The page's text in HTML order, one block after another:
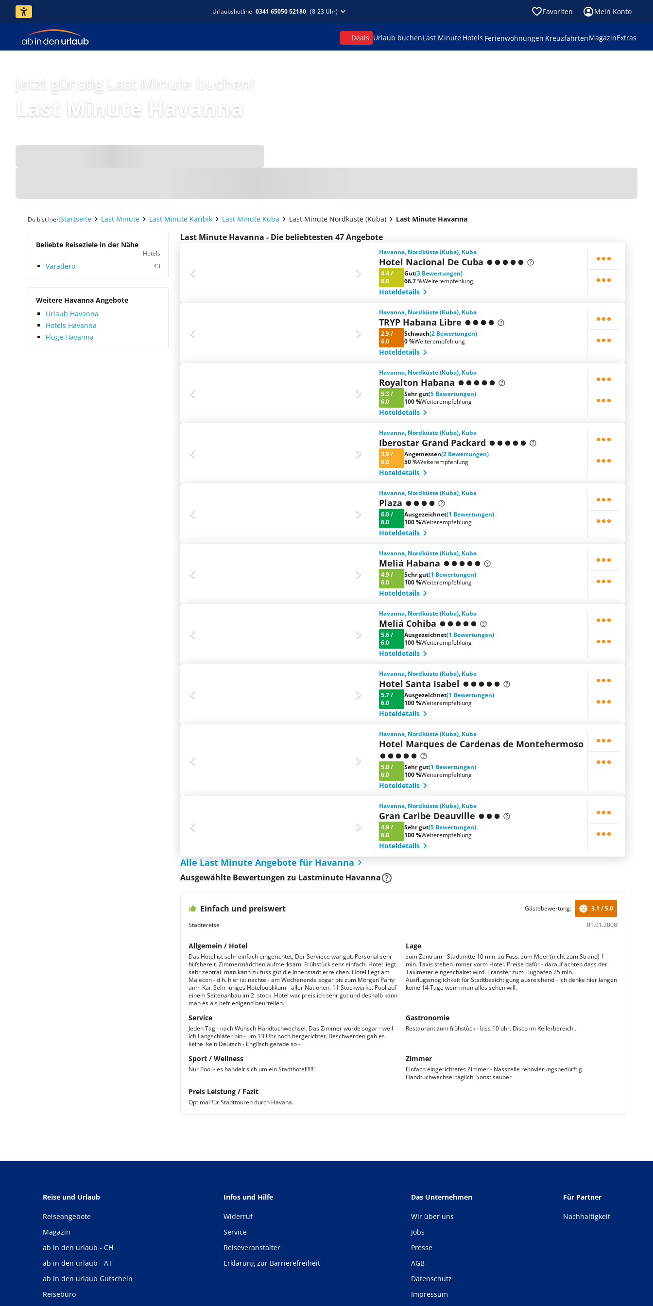
Urlaubshotline 0341 65050 52180 (8-23 Uhr) Favoriten Mein Konto
Deals Urlaub buchenLast Minute Hotels Ferienwohnungen KreuzfahrtenMagazinExtras
Jetzt günstig Last Minute buchen!
Last Minute Havanna
Du bist hier:Startseite Last Minute Last Minute Karibik Last Minute Kuba Last Minute Nordküste (Kuba) Last Minute Havanna
Beliebte Reiseziele in der Nähe
Hotels
Varadero 43
Weitere Havanna Angebote
Urlaub Havanna
Hotels Havanna
Flüge Havanna
Last Minute Havanna - Die beliebtesten 47 Angebote
Havanna, Nordküste (Kuba), Kuba
Hotel Nacional De Cuba
4.4/
6.0
Gut(3 Bewertungen)
66.7 %Weiterempfehlung
Hoteldetails
Havanna, Nordküste (Kuba), Kuba
TRYP Habana Libre
2.9/
6.0
Schwach(2 Bewertungen)
0 %Weiterempfehlung
Hoteldetails
Havanna, Nordküste (Kuba), Kuba
Royalton Habana
5.3/
6.0
Sehr gut(5 Bewertungen)
100 %Weiterempfehlung
Hoteldetails
Havanna, Nordküste (Kuba), Kuba
Iberostar Grand Packard
3.9/
6.0
Angemessen(2 Bewertungen)
50 %Weiterempfehlung
Hoteldetails
Havanna, Nordküste (Kuba), Kuba
Plaza
6.0/
6.0
Ausgezeichnet(1 Bewertungen)
100 %Weiterempfehlung
Hoteldetails
Havanna, Nordküste (Kuba), Kuba
Meliá Habana
4.9/
6.0
Sehr gut(1 Bewertungen)
100 %Weiterempfehlung
Hoteldetails
Havanna, Nordküste (Kuba), Kuba
Meliá Cohiba
5.6/
6.0
Ausgezeichnet(1 Bewertungen)
100 %Weiterempfehlung
Hoteldetails
Havanna, Nordküste (Kuba), Kuba
Hotel Santa Isabel
5.7/
6.0
Ausgezeichnet(1 Bewertungen)
100 %Weiterempfehlung
Hoteldetails
Havanna, Nordküste (Kuba), Kuba
Hotel Marques de Cardenas de Montehermoso
5.0/
6.0
Sehr gut(1 Bewertungen)
100 %Weiterempfehlung
Hoteldetails
Havanna, Nordküste (Kuba), Kuba
Gran Caribe Deauville
4.9/
6.0
Sehr gut(5 Bewertungen)
100 %Weiterempfehlung
Hoteldetails
Alle Last Minute Angebote für Havanna
Ausgewählte Bewertungen zu Lastminute Havanna
Einfach und preiswert
Städtereise 01.01.2008
Gästebewertung: 3.1 / 5.0
Allgemein / Hotel
Das Hotel ist sehr einfach eingerichtet, Der Serviece war gut. Personal sehr
hilfsbereit. Zimmermàdchen aufmerksam. Frùhstùck sehr einfach. Hotel liegt
sehr zentral. man kann zu fuss gut die Innenstadt erreichen. Hotel liegt am
Malecon - d.h. hier ist nachte - am Wochenende sogar bis zum Morgen Party
anm Kai. Sehr junges Hotelpublikum - aller Nationen. 11 Stockwerke. Pool auf
einem Seitenanbau im 2. stock. Hotel war preislich sehr gut und deshalb kann
man es als befriedigend beurteilen.
Lage
zum Zentrum - Stadtmitte 10 min. zu Fuss. zum Meer (nicht zum Strand) 1
min. Taxis stehen immer vorm Hotel. Preise dafùr - darauf achten dass der
Taximeter eingeschaltet wird. Transfer zum Flughafen 25 min.
Ausflugsmòglichkeit fùr Stadtbesichtigung ausreichend - Ich denke hier langen
keine 14 Tage wenn man alles sehen will.
Service
Jeden Tag - nach Wunsch Handtuchwechsel. Das Zimmer wurde sogar - weil
ich Langschlàfer bin - um 13 Uhr noch hergerichtet. Beschwerden gab es
keine. kein Deutsch - Englisch gerade so -
Gastronomie
Restaurant zum frùhstùck - biss 10 uhr. Disco im Kellerbereich .
Sport / Wellness
Nur Pool - es handelt sich um ein Stadthotel!!!!!!
Zimmer
Einfach eingerichtetes Zimmer - Nasszelle renovierungsbedùrftig.
Handtuchwechsel tàglich. Sonst sauber
Preis Leistung / Fazit
Optimal fùr Stadttouren durch Havana.
Reise und Urlaub
Reiseangebote
Magazin
ab in den urlaub - CH
ab in den urlaub - AT
ab in den urlaub Gutschein
Reisebüro
Infos und Hilfe
Widerruf
Service
Reiseveranstalter
Erklärung zur Barrierefreiheit
Das Unternehmen
Wir über uns
Jobs
Presse
AGB
Datenschutz
Impressum
Für Partner
Nachhaltigkeit